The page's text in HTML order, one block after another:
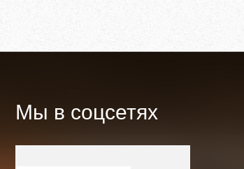
Мы в соцсетях